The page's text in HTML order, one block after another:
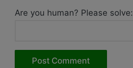
Are you human? Please solve: